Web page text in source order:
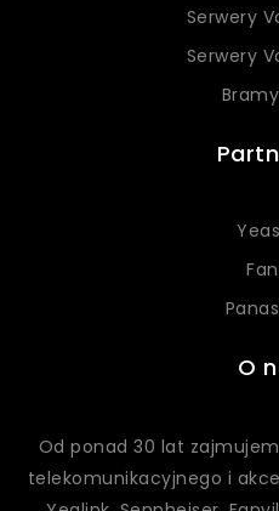
Serwery
Serwery
O
Od ponad 30 lat
telekomunikacyjnego i